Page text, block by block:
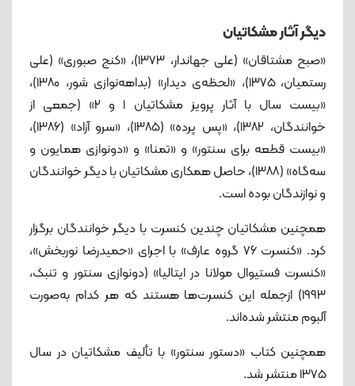
دیگر آثار مشکاتیان
«صبح مشتاقان» (علی جهاندار، ۱۳۷۳)، «کنج صبوری» (علی
رستمیان، ۱۳۷۵)، «لحظه‌ی دیدار» (بداهه‌نوازی شور، ۱۳۸۰)،
«بیست سال با آثار پرویز مشکاتیان ۱ و ۲» (جمعی از
خوانندگان، ۱۳۸۲)، «پس پرده» (۱۳۸۵)، «سرو آزاد» (۱۳۸۶)،
«بیست قطعه برای سنتور» و «تمنا» و «دونوازی همایون و
سه‌گاه» (۱۳۸۸)، حاصل همکاری مشکاتیان با دیگر خوانندگان
و نوازندگان بوده است.
همچنین مشکاتیان چندین کنسرت با دیگر خوانندگان برگزار
کرد. «کنسرت ۷۶ گروه عارف» با اجرای «حمیدرضا نوربخش»،
«کنسرت فستیوال مولانا در ایتالیا» (دونوازی سنتور و تنبک،
۱۹۹۳) ازجمله این کنسرت‌ها هستند که هر کدام به‌صورت
آلبوم منتشر شده‌اند.
همچنین کتاب «دستور سنتور» با تألیف مشکاتیان در سال
۱۳۷۵ منتشر شد.